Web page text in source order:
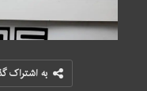
به اشتراک